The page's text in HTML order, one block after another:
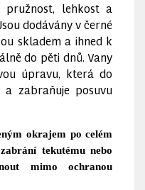
pružnost, lehkost a
dodávány v černé
skladem a ihned k
do pěti dnů. Vany
úpravu, která do
zabraňuje posuvu
okrajem po celém
tekutému nebo
mimo ochranou